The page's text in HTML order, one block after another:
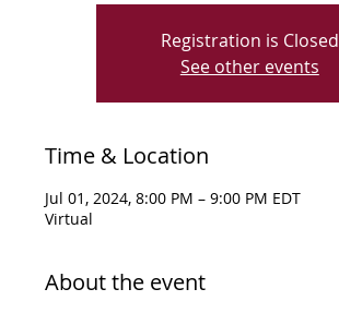
Registration is Closed
See other events
Time & Location
Jul 01, 2024, 8:00 PM – 9:00 PM EDT
Virtual
About the event